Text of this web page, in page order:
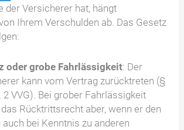
der Versicherer hat, hängt
Ihrem Verschulden ab. Das Gesetz
oder grobe Fahrlässigkeit: Der
kann vom Vertrag zurücktreten (§
2 VVG). Bei grober Fahrlässigkeit
Rücktrittsrecht aber, wenn er den
auch bei Kenntnis zu anderen